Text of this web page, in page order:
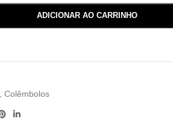
ADICIONAR AO CARRINHO
Colêmbolos